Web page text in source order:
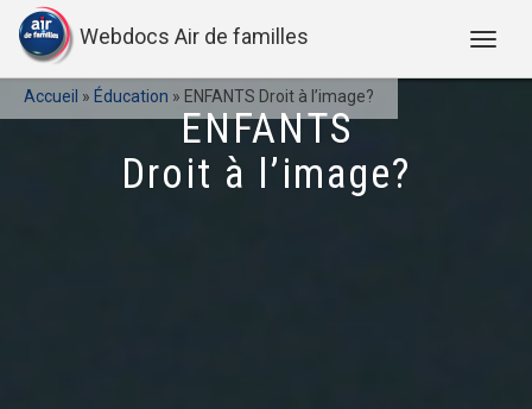
Webdocs Air de familles
Accueil » Éducation » ENFANTS Droit à l’image?
ENFANTS
Droit à l’image?